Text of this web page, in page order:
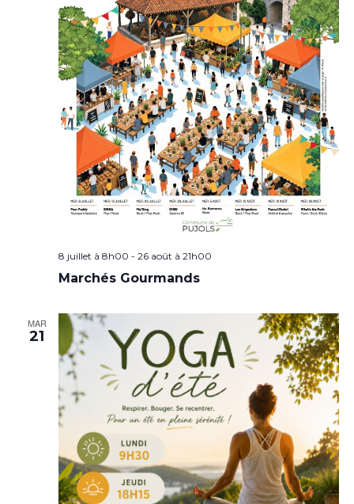
8 juillet à 8h00 - 26 août à 21h00
Marchés Gourmands
MAR
21